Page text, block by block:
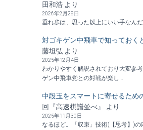
田和浩 より
2026年2月28日
垂れ歩は、思った以上にいい手なん
対ゴキゲン中飛車で知っておく
藤坦弘 より
2025年12月4日
わかりやすく解説されており大変参
ゲン中飛車党との対戦が楽し…
中段玉をスマートに寄せるため
回『高速棋譜並べ』
より
2025年11月30日
なるほど。「収束」技術(【思考】)